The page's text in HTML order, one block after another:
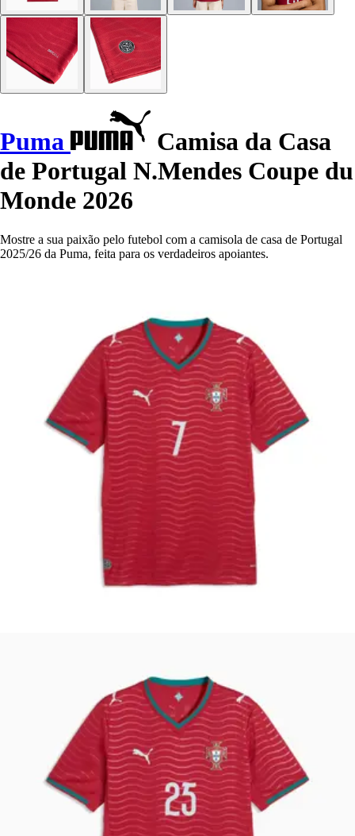
Puma
Camisa da Casa
de Portugal N.Mendes Coupe du
Monde 2026
Mostre a sua paixão pelo futebol com a camisola de casa de Portugal
2025/26 da Puma, feita para os verdadeiros apoiantes.